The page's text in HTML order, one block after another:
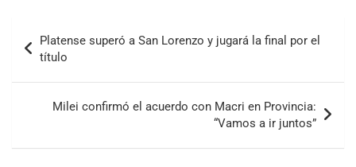
Platense superó a San Lorenzo y jugará la final por el
título
Milei confirmó el acuerdo con Macri en Provincia:
“Vamos a ir juntos”